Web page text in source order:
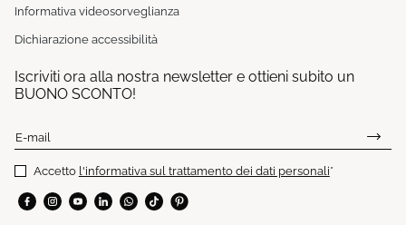
Informativa videosorveglianza
Dichiarazione accessibilità
Iscriviti ora alla nostra newsletter e ottieni subito un
BUONO SCONTO!
E-mail
Accetto l'informativa sul trattamento dei dati personali*